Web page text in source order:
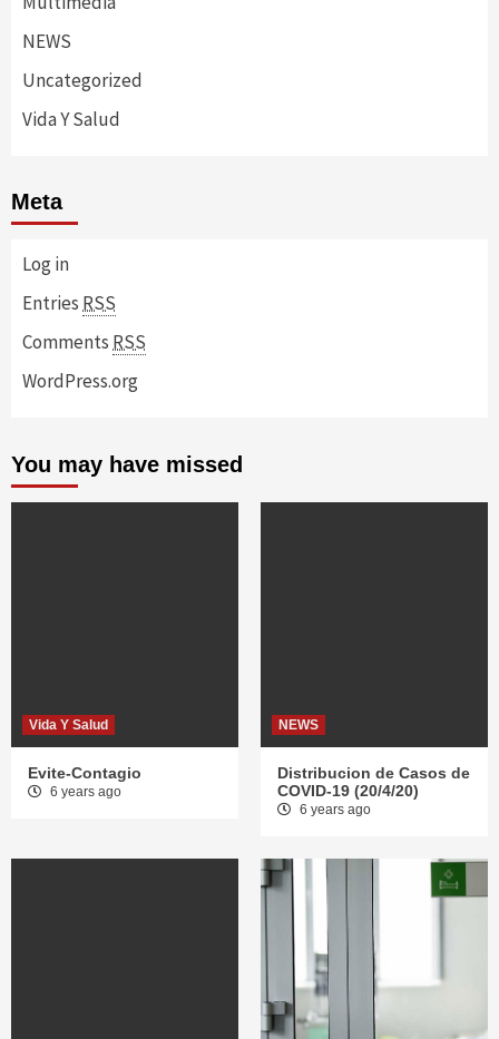
NEWS
Uncategorized
Vida Y Salud
Meta
Log in
Entries RSS
Comments RSS
WordPress.org
You may have missed
Vida Y Salud
Evite-Contagio
6 years ago
NEWS
Distribucion de Casos de
COVID-19 (20/4/20)
6 years ago